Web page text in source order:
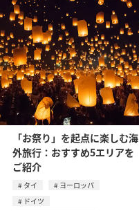
「お祭り」を起点に楽しむ海
外旅行：おすすめ5エリアを
ご紹介
タイ
ヨーロッパ
ドイツ